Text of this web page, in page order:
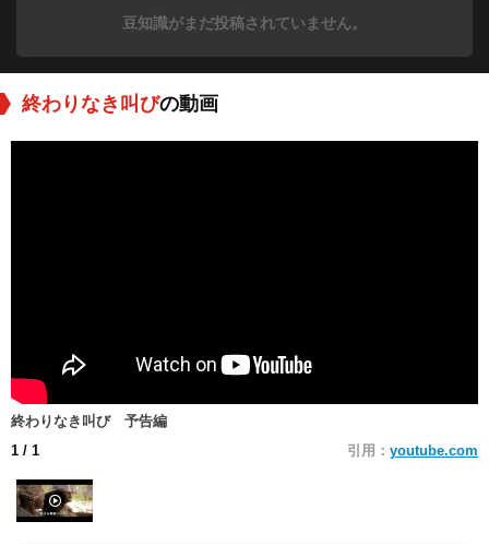
豆知識がまだ投稿されていません。
終わりなき叫びの動画
終わりなき叫び 予告編
1 / 1 引用： youtube.com